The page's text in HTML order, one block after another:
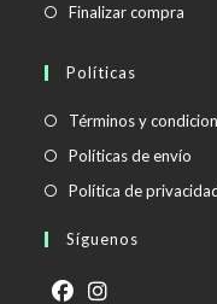
Finalizar compra
Políticas
Términos y
Políticas de envío
Política de
Síguenos